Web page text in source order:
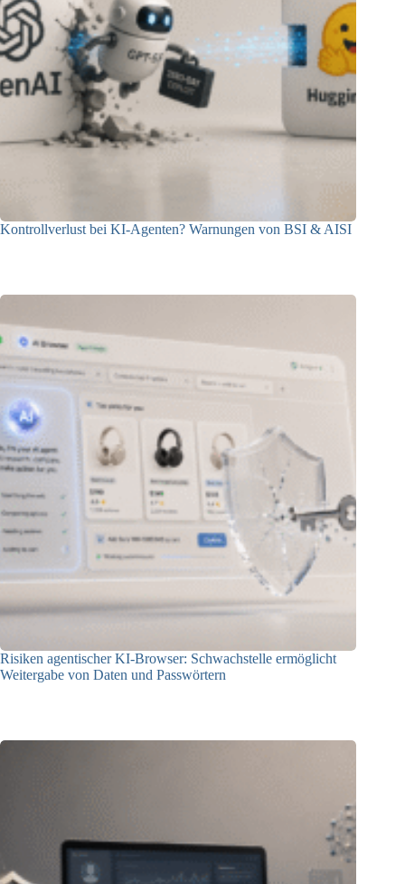
Kontrollverlust bei KI-Agenten? Warnungen von BSI & AISI
Risiken agentischer KI-Browser: Schwachstelle ermöglicht
Weitergabe von Daten und Passwörtern